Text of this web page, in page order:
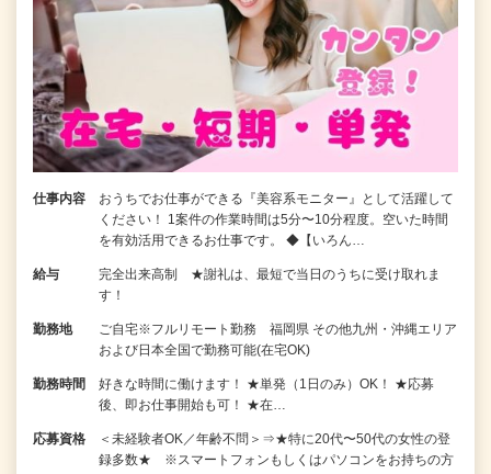
仕事内容
おうちでお仕事ができる『美容系モニター』として活躍して
ください！ 1案件の作業時間は5分〜10分程度。空いた時間
を有効活用できるお仕事です。 ◆【いろん…
給与
完全出来高制 ★謝礼は、最短で当日のうちに受け取れま
す！
勤務地
ご自宅※フルリモート勤務 福岡県 その他九州・沖縄エリア
および日本全国で勤務可能(在宅OK)
勤務時間
好きな時間に働けます！ ★単発（1日のみ）OK！ ★応募
後、即お仕事開始も可！ ★在…
応募資格
＜未経験者OK／年齢不問＞⇒★特に20代〜50代の女性の登
録多数★ ※スマートフォンもしくはパソコンをお持ちの方